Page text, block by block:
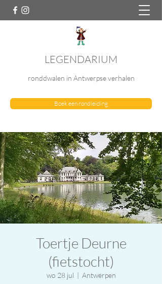
LEGENDARIUM
ronddwalen in Antwerpse verhalen
Boek een rondleiding
Toertje Deurne
(fietstocht)
wo 28 jul
  |
Antwerpen